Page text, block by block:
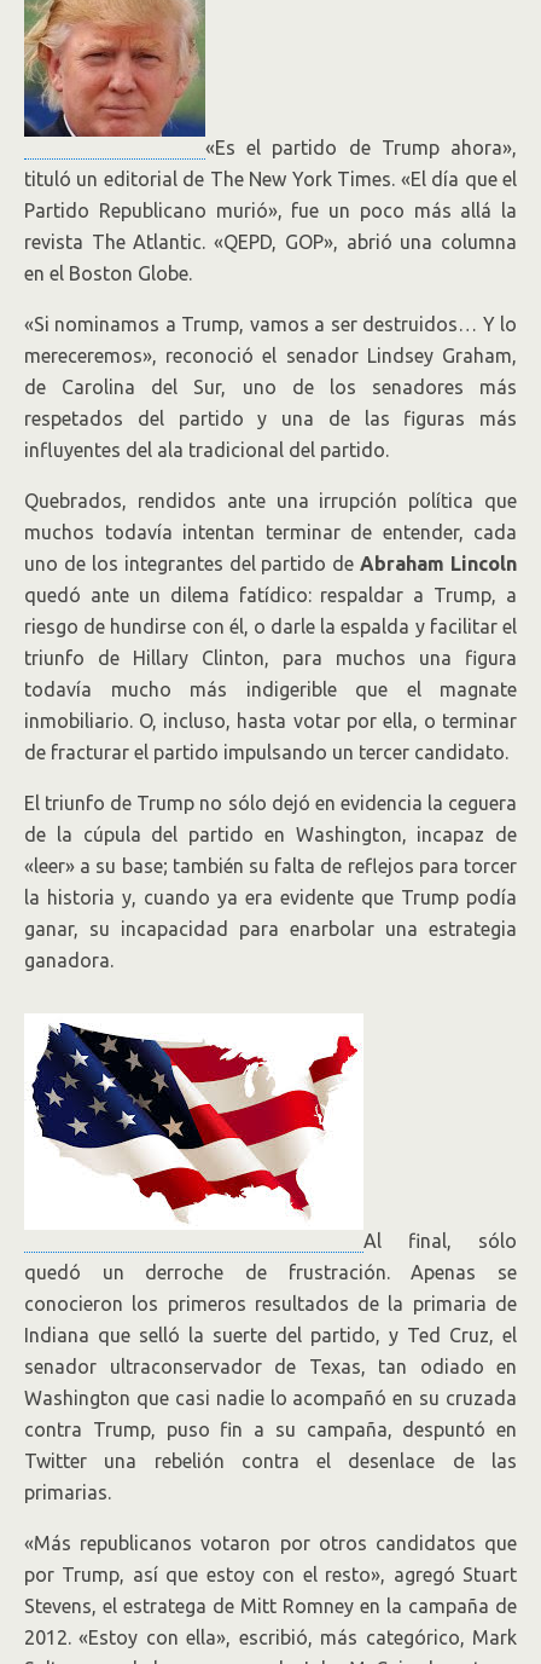
«Es el partido de Trump ahora»,
tituló un editorial de The New York Times. «El día que el
Partido Republicano murió», fue un poco más allá la
revista The Atlantic. «QEPD, GOP», abrió una columna
en el Boston Globe.
«Si nominamos a Trump, vamos a ser destruidos… Y lo
mereceremos», reconoció el senador Lindsey Graham,
de Carolina del Sur, uno de los senadores más
respetados del partido y una de las figuras más
influyentes del ala tradicional del partido.
Quebrados, rendidos ante una irrupción política que
muchos todavía intentan terminar de entender, cada
uno de los integrantes del partido deAbraham Lincoln
quedó ante un dilema fatídico: respaldar a Trump, a
riesgo de hundirse con él, o darle la espalda y facilitar el
triunfo de Hillary Clinton, para muchos una figura
todavía mucho más indigerible que el magnate
inmobiliario. O, incluso, hasta votar por ella, o terminar
de fracturar el partido impulsando un tercer candidato.
El triunfo de Trump no sólo dejó en evidencia la ceguera
de la cúpula del partido en Washington, incapaz de
«leer» a su base; también su falta de reflejos para torcer
la historia y, cuando ya era evidente que Trump podía
ganar, su incapacidad para enarbolar una estrategia
ganadora.
Al final, sólo
quedó un derroche de frustración. Apenas se
conocieron los primeros resultados de la primaria de
Indiana que selló la suerte del partido, y Ted Cruz, el
senador ultraconservador de Texas, tan odiado en
Washington que casi nadie lo acompañó en su cruzada
contra Trump, puso fin a su campaña, despuntó en
Twitter una rebelión contra el desenlace de las
primarias.
«Más republicanos votaron por otros candidatos que
por Trump, así que estoy con el resto», agregó Stuart
Stevens, el estratega de Mitt Romney en la campaña de
2012. «Estoy con ella», escribió, más categórico, Mark